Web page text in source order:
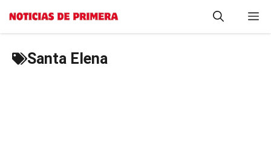
Saltar
Santa Elena